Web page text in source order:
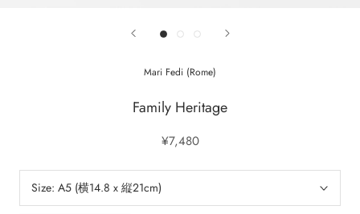
Mari Fedi (Rome)
Family Heritage
¥7,480
Size: A5 (横14.8 x 縦21cm)